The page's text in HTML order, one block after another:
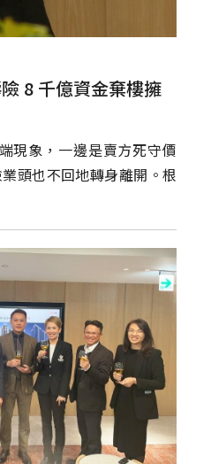
8 千億資金棄樓擁
現象，一邊是賣方死守價
頭也不回地轉身離開。根